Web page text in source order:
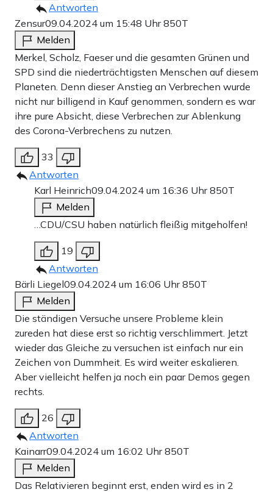
Antworten
Zensur09.04.2024 um 15:48 Uhr850T
Melden
Merkel, Scholz, Faeser und die gesamten Grünen und
SPD sind die niederträchtigsten Menschen auf diesem
Planeten. Denn dieser Anstieg an Verbrechen wurde
nicht nur billigend in Kauf genommen, sondern es war
ihre pure Absicht, diese Verbrechen zur Ablenkung
des Corona-Verbrechens zu nutzen.
33
Antworten
Karl Heinrich09.04.2024 um 16:36 Uhr850T
Melden
…CDU/CSU haben natürlich fleißig mitgeholfen!
19
Antworten
Bärli Liegel09.04.2024 um 16:06 Uhr850T
Melden
Die ständigen Versuche unsere Probleme klein
zureden hat diese erst so richtig verschlimmert. Jetzt
wieder das Gleiche zu versuchen ist einfach nur ein
Zeichen von Dummheit. Es wird weiter eskalieren.
Aber vielleicht helfen ja noch ein paar Demos gegen
rechts.
26
Antworten
Kainarr09.04.2024 um 16:02 Uhr850T
Melden
Das Relativieren beginnt erst, enden wird es in 2